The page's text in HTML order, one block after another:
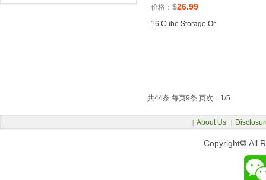
价格： $26.99
16 Cube Storage Or
共44条 每页9条 页次：1/5
Copyright© All
| About Us |